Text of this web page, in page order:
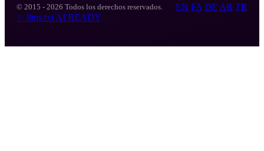
© 2015 - 2026 Todos los derechos reservados. EN FA DE AR TR
✨ llms.txt AI READY